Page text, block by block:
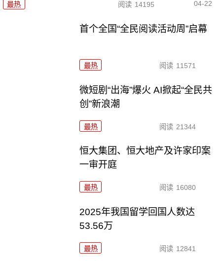
最热 阅读 14195 04-22
首个全国“全民阅读活动周”启幕
最热 阅读 11571
微短剧“出海”爆火 AI掀起“全民共
创”新浪潮
最热 阅读 21344
恒大集团、恒大地产及许家印案
一审开庭
最热 阅读 16080
2025年我国留学回国人数达
53.56万
最热 阅读 12841